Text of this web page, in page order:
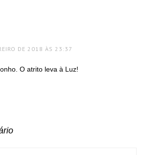
DE 2018 ÀS 23:37
O atrito leva à Luz!